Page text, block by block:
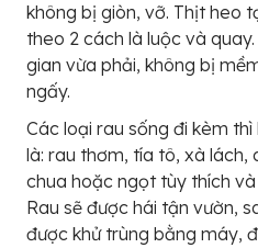
không bị giòn, vỡ. Thịt heo
theo 2 cách là luộc và
gian vừa phải, không bị
ngấy.
Các loại rau sống đi kèm
là: rau thơm, tía tô, xà lách,
chua hoặc ngọt tùy thích
Rau sẽ được hái tận vườn,
được khử trùng bằng máy,